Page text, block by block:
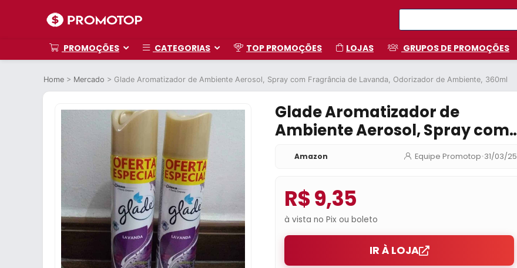
PROMOÇÕES CATEGORIAS TOP PROMOÇÕES LOJAS GRUPOS DE PROMOÇÕES
Home > Mercado > Glade Aromatizador de Ambiente Aerosol, Spray com Fragrância de Lavanda, Odorizador de Ambiente, 360ml
Glade Aromatizador de
Ambiente Aerosol, Spray com
Fragrância de Lavanda,
Odorizador de Ambiente,
360ml
Amazon Equipe Promotop•31/03/25
R$ 9,35
à vista no Pix ou boleto
IR À LOJA